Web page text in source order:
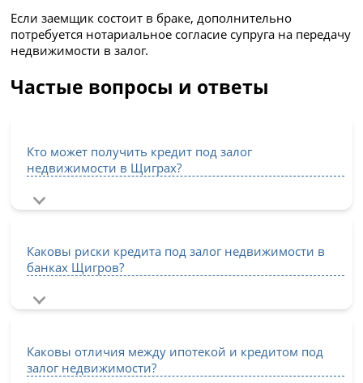
Если заемщик состоит в браке, дополнительно
потребуется нотариальное согласие супруга на передачу
недвижимости в залог.
Частые вопросы и ответы
Кто может получить кредит под залог
недвижимости в Щиграх?
Каковы риски кредита под залог недвижимости в
банках Щигров?
Каковы отличия между ипотекой и кредитом под
залог недвижимости?